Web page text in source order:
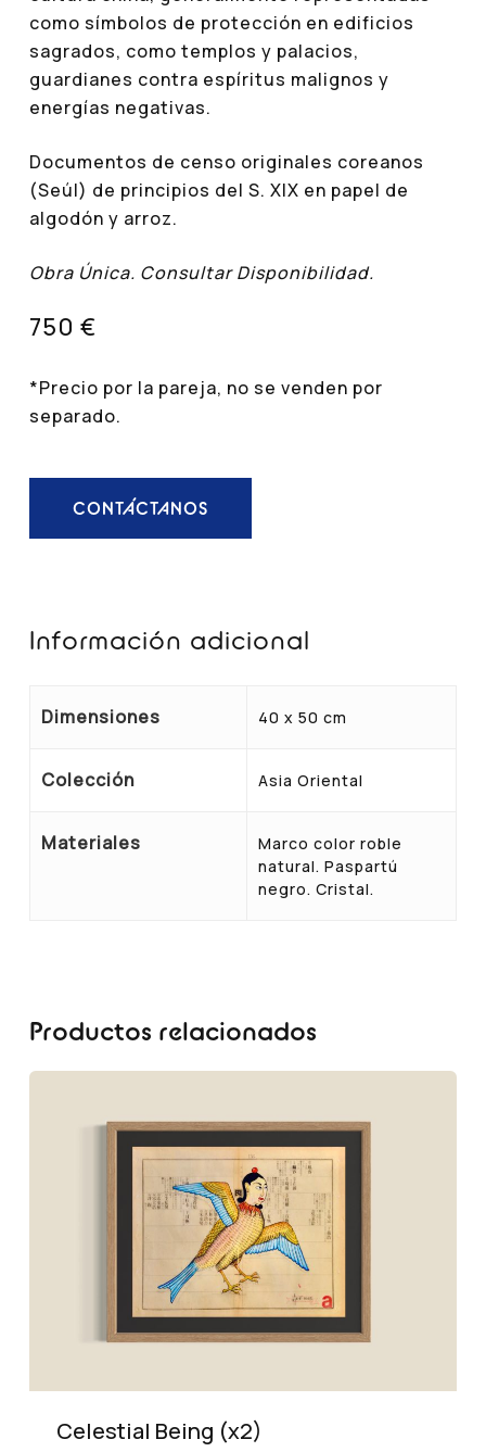
como símbolos de protección en edificios
sagrados, como templos y palacios,
guardianes contra espíritus malignos y
energías negativas.
Documentos de censo originales coreanos
(Seúl) de principios del S. XIX en papel de
algodón y arroz.
Obra Única. Consultar Disponibilidad.
750 €
*Precio por la pareja, no se venden por
separado.
CONTÁCTANOS
Información adicional
Dimensiones 40 x 50 cm
Colección Asia Oriental
Materiales
Marco color roble
natural. Paspartú
negro. Cristal.
Productos relacionados
Celestial Being (x2)